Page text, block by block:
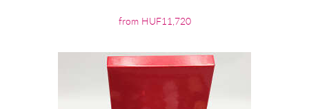
from HUF11,720